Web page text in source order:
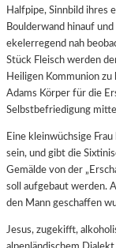
Halfpipe, Sinnbild ihres
Boulderwand hinauf
ekelerregend nah
Stück Fleisch werden
Heiligen Kommunion
Adams Körper für die
Selbstbefriedigung
Eine kleinwüchsige
sein, und gibt die
Gemälde von der
soll aufgebaut werden.
den Mann geschaffen
Jesus, zugekifft,